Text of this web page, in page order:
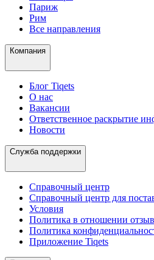
Париж
Рим
Все направления
Компания
Блог Tiqets
О нас
Вакансии
Ответственное раскрытие
Новости
Служба поддержки
Справочный центр
Справочный центр для
Условия
Политика в отношении
Политика
Приложение Tiqets